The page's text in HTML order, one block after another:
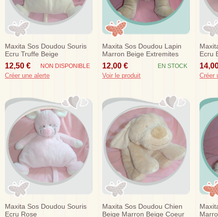
Maxita Sos Doudou Souris
Ecru Truffe Beige
12,50 € NON DISPONIBLE
Créer une alerte
Maxita Sos Doudou Lapin
Marron Beige Extremites
Ecru
12,00 € EN STOCK
Voir le produit
Ecru
Créer
Maxita Sos Doudou Souris
Ecru Rose
Maxita Sos Doudou Chien
Beige Marron Beige Coeur